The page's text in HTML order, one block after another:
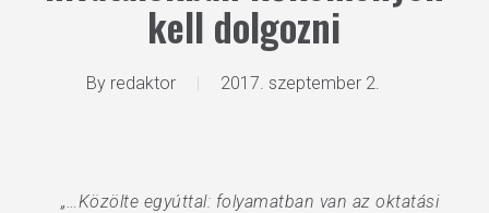
kell dolgozni
By redaktor 2017. szeptember 2.
„…Közölte egyúttal: folyamatban van az oktatási